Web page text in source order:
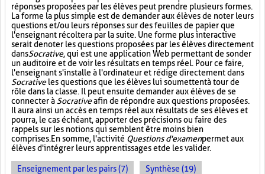
réponses proposées par les élèves peut prendre plusieurs formes.
La forme la plus simple est de demander aux élèves de noter leurs
questions et/ou leurs réponses sur des feuilles de papier que
l'enseignant récoltera par la suite. Une forme plus interactive
serait de noter les questions proposées par les élèves directement
dansSocrative, qui est une application Web permettant de sonder
un auditoire et de voir les résultats en temps réel. Pour ce faire,
l'enseignant s'installe à l'ordinateur et rédige directement dans
Socrativeles questions que les élèves lui soumettent à tour de
rôle dans la classe. Il peut ensuite demander aux élèves de se
connecter à Socrativeafin de répondre aux questions proposées.
Il aura ainsi un accès en temps réel aux résultats de ses élèves et
pourra, le cas échéant, apporter des précisions ou faire des
rappels sur les notions qui semblent être moins bien
comprises. En somme, l'activité Questions d'examenpermet aux
élèves d'intégrer leurs apprentissages et de les valider.
Enseignement par les pairs (7) Synthèse (19)